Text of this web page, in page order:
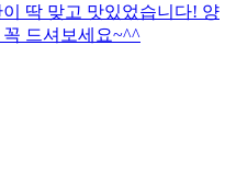
딱 맞고 맛있었습니다! 양
드셔보세요~^^